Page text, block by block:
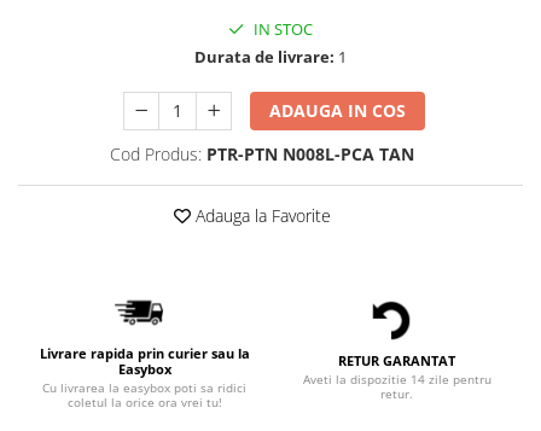
IN STOC
Durata de livrare: 1
ADAUGA IN COS
Cod Produs: PTR-PTN N008L-PCA TAN
Adauga la Favorite
Livrare rapida prin curier sau la
Easybox
Cu livrarea la easybox poti sa ridici
coletul la orice ora vrei tu!
RETUR GARANTAT
Aveti la dispozitie 14 zile pentru
retur.